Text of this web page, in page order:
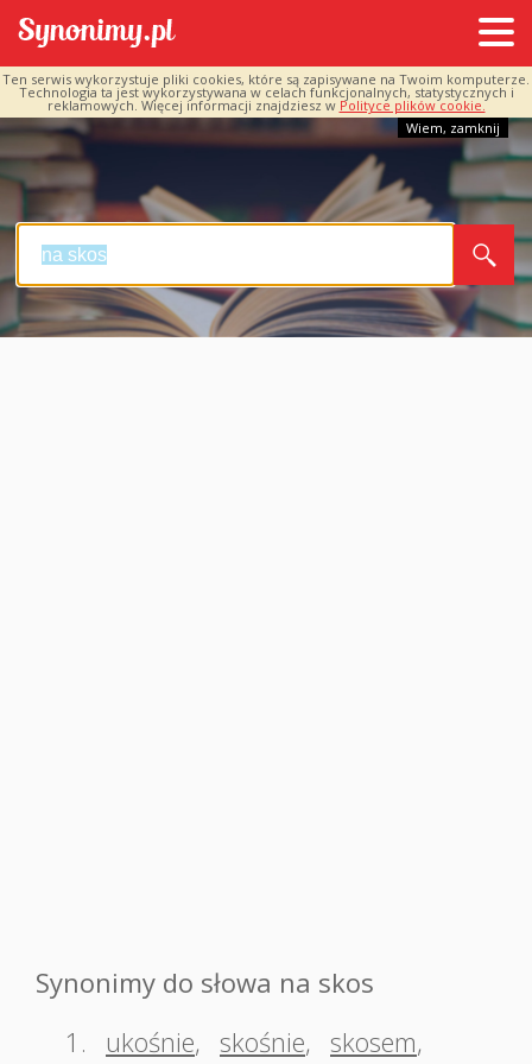
Ten serwis wykorzystuje pliki cookies, które są zapisywane na Twoim komputerze.
Technologia ta jest wykorzystywana w celach funkcjonalnych, statystycznych i
reklamowych. Więcej informacji znajdziesz w Polityce plików cookie.
Wiem, zamknij
Synonimy do słowa na skos
1.
ukośnie, skośnie, skosem,